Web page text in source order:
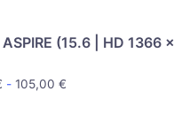
(15.6 | HD 1366 x
- 105,00€